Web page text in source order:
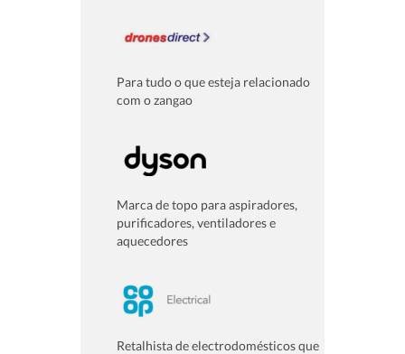
Para tudo o que esteja relacionado
com o zangao
Marca de topo para aspiradores,
purificadores, ventiladores e
aquecedores
Retalhista de electrodomésticos que